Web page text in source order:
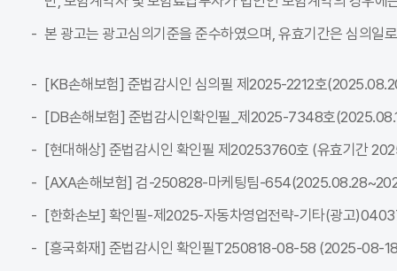
본 광고는 광고심의기준을 준수하였으며, 유효기간은 심의일
[KB손해보험] 준법감시인 심의필 제2025-2212호
[DB손해보험] 준법감시인확인필_제2025-7348호
[현대해상] 준법감시인 확인필 제20253760호 (유효기간
[AXA손해보험] 검-250828-마케팅팀-
[한화손보] 확인필-제2025-자동차영업전략-기타(광고
[흥국화재] 준법감시인 확인필T250818-08-58 (2025-08-